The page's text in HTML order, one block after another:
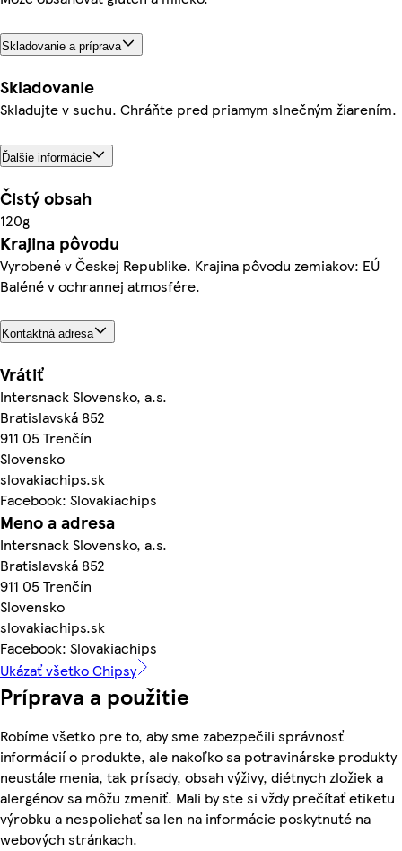
Skladovanie a príprava
Skladovanie
Skladujte v suchu. Chráňte pred priamym slnečným žiarením.
Ďalšie informácie
Čistý obsah
120g
Krajina pôvodu
Vyrobené v Českej Republike. Krajina pôvodu zemiakov: EÚ
Baléné v ochrannej atmosfére.
Kontaktná adresa
Vrátiť
Intersnack Slovensko, a.s.
Bratislavská 852
911 05 Trenčín
Slovensko
slovakiachips.sk
Facebook: Slovakiachips
Meno a adresa
Intersnack Slovensko, a.s.
Bratislavská 852
911 05 Trenčín
Slovensko
slovakiachips.sk
Facebook: Slovakiachips
Ukázať všetko Chipsy
Príprava a použitie
Robíme všetko pre to, aby sme zabezpečili správnosť
informácií o produkte, ale nakoľko sa potravinárske produkty
neustále menia, tak prísady, obsah výživy, diétnych zložiek a
alergénov sa môžu zmeniť. Mali by ste si vždy prečítať etiketu
výrobku a nespoliehať sa len na informácie poskytnuté na
webových stránkach.